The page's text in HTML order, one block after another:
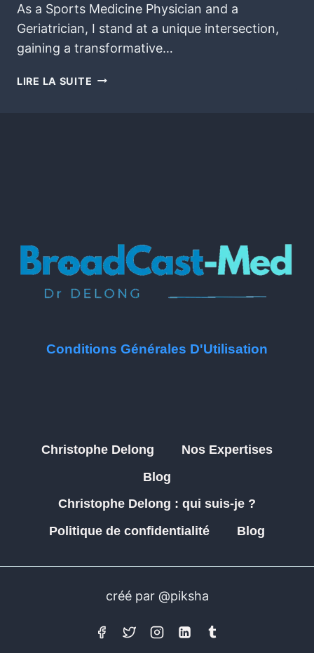
As a Sports Medicine Physician and a
Geriatrician, I stand at a unique intersection,
gaining a transformative…
LIRE LA SUITE
Conditions Générales D'Utilisation
Christophe Delong
Nos Expertises
Blog
Christophe Delong : qui suis-je ?
Politique de confidentialité
Blog
créé par @piksha